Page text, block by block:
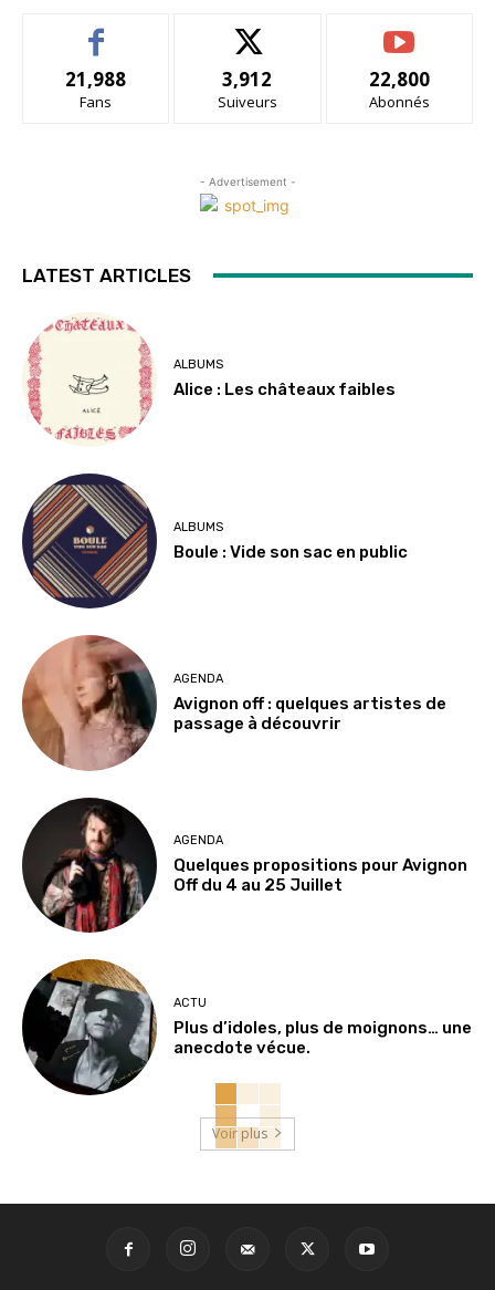
21,988
Fans
3,912
Suiveurs
22,800
Abonnés
- Advertisement -
LATEST ARTICLES
ALBUMS
Alice : Les châteaux faibles
ALBUMS
Boule : Vide son sac en public
AGENDA
Avignon off : quelques artistes de
passage à découvrir
AGENDA
Quelques propositions pour Avignon
Off du 4 au 25 Juillet
ACTU
Plus d’idoles, plus de moignons… une
anecdote vécue.
Voir plus